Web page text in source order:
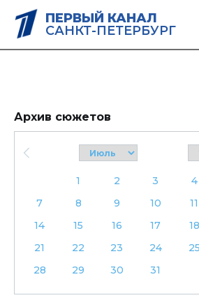
ПЕРВЫЙ КАНАЛ
САНКТ-ПЕТЕРБУРГ
Архив сюжетов
1 2 3 4
7
8 9 10 11
14
15 16 17 18
21
22 23 24 25
28
29 30 31